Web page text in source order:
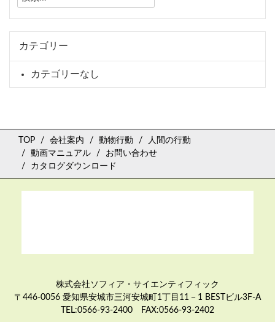
カテゴリー
カテゴリーなし
TOP 会社案内 動物行動
人間の行動
動画マニュアル
お問い合わせ
カタログダウンロード
株式会社ソフィア・サイエンティフィック
〒446-0056 愛知県安城市三河安城町1丁目11－1 BESTビル3F-A
TEL:0566-93-2400 FAX:0566-93-2402